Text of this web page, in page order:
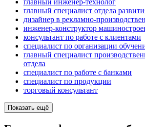
главный инженер-технолог
главный специалист отдела
дизайнер в рекламно-
инженер-конструктор
консультант по работе с клиентами
специалист по организации
главный специалист
отдела
специалист по работе с банками
специалист по продукции
торговый консультант
Показать ещё